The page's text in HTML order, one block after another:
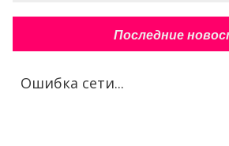
Последние
Ошибка сети...